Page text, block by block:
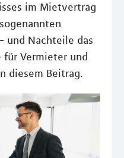
im Mietvertrag
und Nachteile das
Vermieter und
diesem Beitrag.